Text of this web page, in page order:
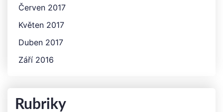
Červen 2017
Květen 2017
Duben 2017
Září 2016
Rubriky